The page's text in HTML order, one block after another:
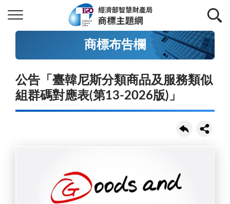
商標布告欄
公告「臺韓尼斯分類商品及服務類似
組群碼對應表(第13-2026版)」